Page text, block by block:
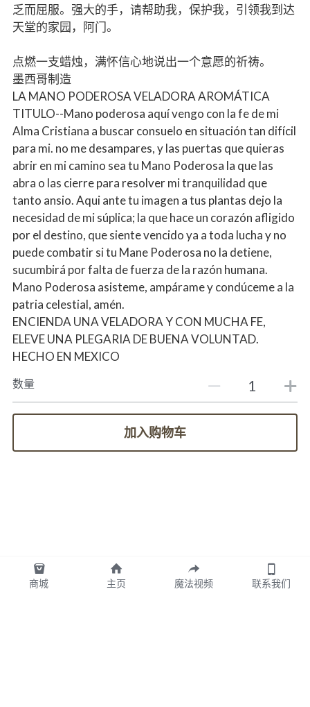
乏而屈服。强大的手，请帮助我，保护我，引领我到达
天堂的家园，阿门。
点燃一支蜡烛，满怀信心地说出一个意愿的祈祷。
墨西哥制造
LA MANO PODEROSA VELADORA AROMÁTICA
TITULO--Mano poderosa aquí vengo con la fe de mi
Alma Cristiana a buscar consuelo en situación tan difícil
para mi. no me desampares, y las puertas que quieras
abrir en mi camino sea tu Mano Poderosa la que las
abra o las cierre para resolver mi tranquilidad que
tanto ansio. Aqui ante tu imagen a tus plantas dejo la
necesidad de mi súplica; la que hace un corazón afligido
por el destino, que siente vencido ya a toda lucha y no
puede combatir si tu Mane Poderosa no la detiene,
sucumbirá por falta de fuerza de la razón humana.
Mano Poderosa asisteme, ampárame y condúceme a la
patria celestial, amén.
ENCIENDA UNA VELADORA Y CON MUCHA FE,
ELEVE UNA PLEGARIA DE BUENA VOLUNTAD.
HECHO EN MEXICO
数量
加入购物车
商城 主页 魔法视频 联系我们